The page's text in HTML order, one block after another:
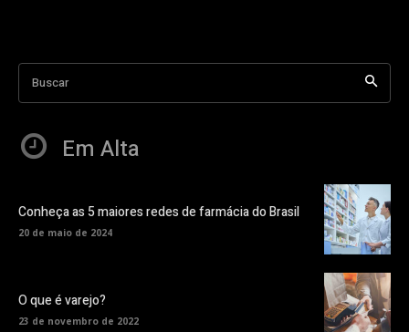
Buscar
Em Alta
Conheça as 5 maiores redes de farmácia do Brasil
20 de maio de 2024
O que é varejo?
23 de novembro de 2022